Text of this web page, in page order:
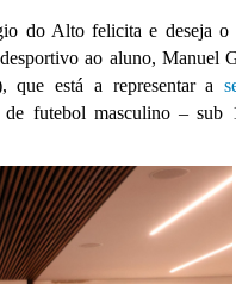
do Alto felicita e deseja o
ao aluno, Manuel
que está a representar a
de futebol masculino – sub